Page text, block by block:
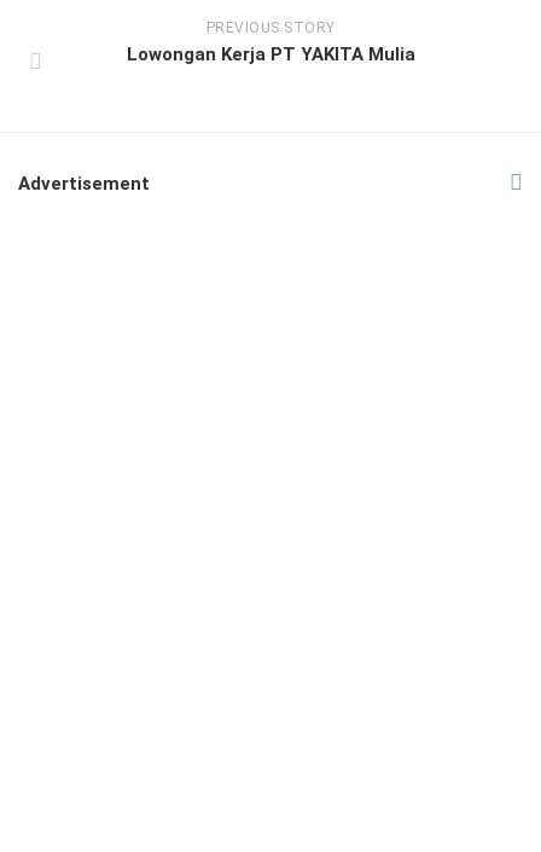
PREVIOUS STORY
Lowongan Kerja PT YAKITA Mulia
Advertisement